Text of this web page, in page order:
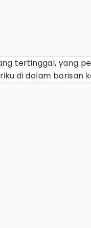
tertinggal, yang
di dalam barisan